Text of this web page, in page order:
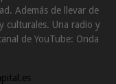
Además de llevar de
culturales. Una radio y
de YouTube: Onda